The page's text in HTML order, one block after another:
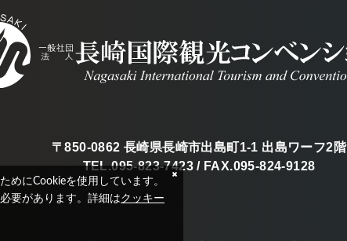
〒850-0862 長崎県長崎市出島町1-1 出島ワーフ2階
TEL.095-823-7423 / FAX.095-824-9128
めにCookieを使用しています。
要があります。詳細はクッキー